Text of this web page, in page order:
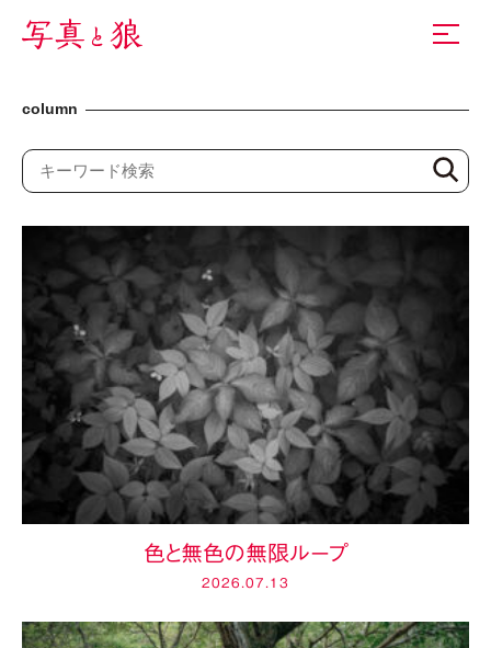
column
色と無色の無限ループ
2026.07.13